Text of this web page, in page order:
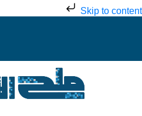
Skip to content